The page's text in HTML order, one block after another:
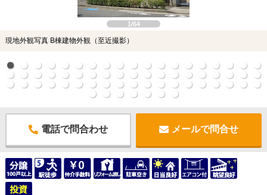
1/64
現地外観写真 B棟建物外観（至近撮影）
電話で問合わせ メールで問合せ